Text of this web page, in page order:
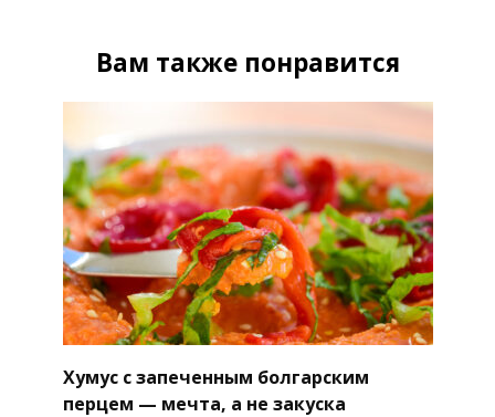
Вам также понравится
Хумус с запеченным болгарским
перцем — мечта, а не закуска